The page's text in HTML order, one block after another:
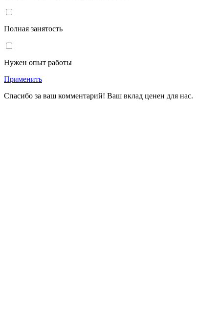
Полная занятость
Нужен опыт работы
Применить
Спасибо за ваш комментарий! Ваш вклад ценен для нас.